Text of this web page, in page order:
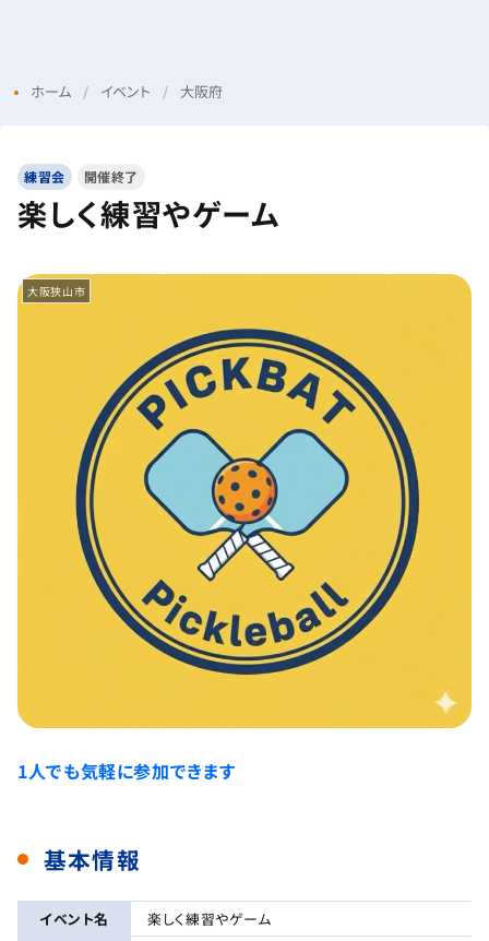
ホーム イベント 大阪府
練習会 開催終了
楽しく練習やゲーム
大阪狭山市
1人でも気軽に参加できます
基本情報
イベント名
楽しく練習やゲーム